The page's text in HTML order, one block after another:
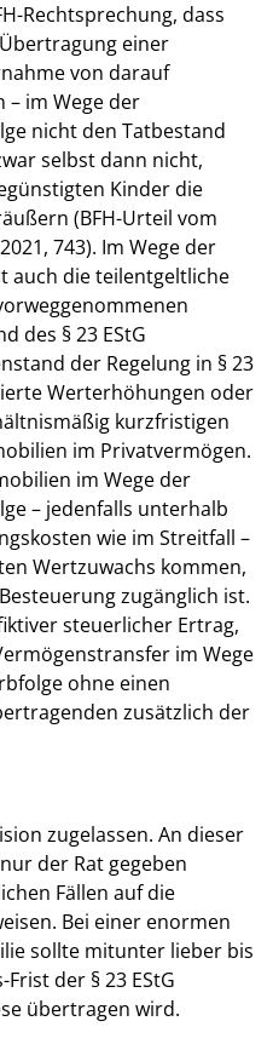
Rechtsprechung, dass
einer
von darauf
– im Wege der
nicht den Tatbestand
selbst dann nicht,
Kinder die
(BFH-Urteil vom
743). Im Wege der
auch die teilentgeltliche
des § 23 EStG
der Regelung in § 23
Werterhöhungen oder
kurzfristigen
im Privatvermögen.
im Wege der
– jedenfalls unterhalb
wie im Streitfall –
Wertzuwachs kommen,
zugänglich ist.
steuerlicher Ertrag,
im Wege
ohne einen
zusätzlich der
zugelassen. An dieser
der Rat gegeben
Fällen auf die
Bei einer enormen
sollte mitunter lieber bis
der § 23 EStG
übertragen wird.